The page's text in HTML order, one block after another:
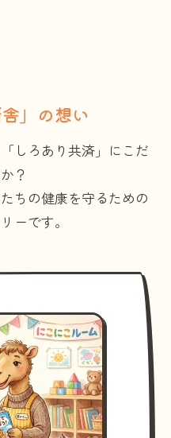
舎」の想い
しろあり共済」にこだ
？
ちの健康を守るための
ーです。